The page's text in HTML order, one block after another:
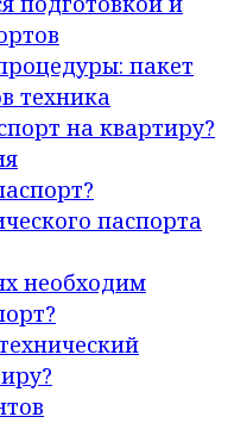
пакет
техника
на квартиру?
паспорта
необходим